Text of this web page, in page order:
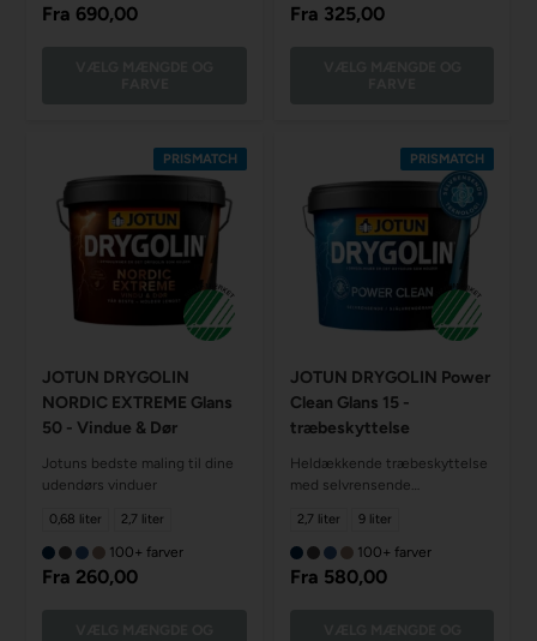
Fra 690,00 Fra 325,00
PRISMATCH
JOTUN DRYGOLIN
NORDIC EXTREME Glans
50 - Vindue & Dør
Jotuns bedste maling til dine
udendørs vinduer
0,68 liter 2,7 liter
100+ farver
Fra 260,00
PRISMATCH
JOTUN DRYGOLIN Power
Clean Glans 15 -
træbeskyttelse
Heldækkende træbeskyttelse
med selvrensende
2,7 liter 9 liter
100+ farver
Fra 580,00